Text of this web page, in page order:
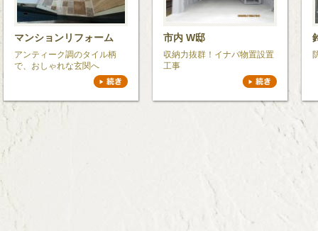
マンションリフォーム
アンティーク調のタイル柄
で、おしゃれな玄関へ
市内 W邸
収納力抜群！イナバ物置設置
工事